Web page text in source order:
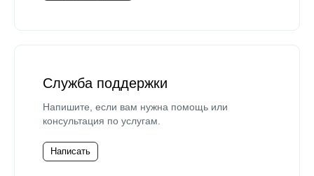
Служба поддержки
Напишите, если вам нужна помощь или
консультация по услугам.
Написать